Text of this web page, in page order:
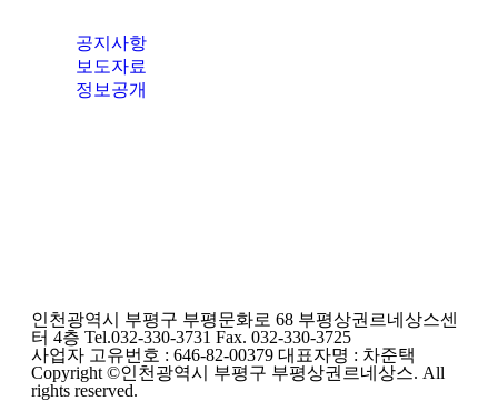
공지사항
보도자료
정보공개
인천광역시 부평구 부평문화로 68 부평상권르네상스센
터 4층 Tel.032-330-3731 Fax. 032-330-3725
사업자 고유번호 : 646-82-00379 대표자명 : 차준택
Copyright ©인천광역시 부평구 부평상권르네상스. All
rights reserved.